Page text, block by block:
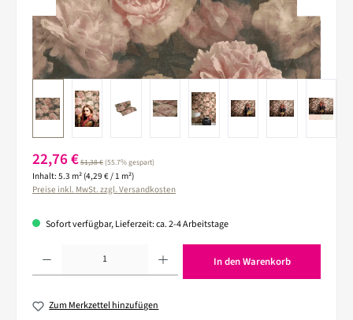
Verkaufspreis:
22,76 €Regulärer Preis:
51,38 €(55.7% gespart)
Inhalt: 5.3 m² (4,29 € / 1 m²)
Preise inkl. MwSt. zzgl. Versandkosten
Sofort verfügbar, Lieferzeit: ca. 2-4 Arbeitstage
In den Warenkorb
Zum Merkzettel hinzufügen